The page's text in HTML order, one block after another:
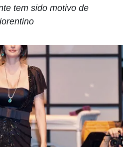
tem sido motivo de